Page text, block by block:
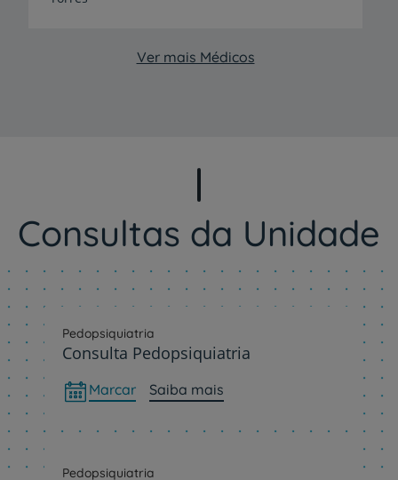
Ver mais Médicos
Consultas da Unidade
Pedopsiquiatria
Consulta Pedopsiquiatria
Marcar Saiba mais
Pedopsiquiatria